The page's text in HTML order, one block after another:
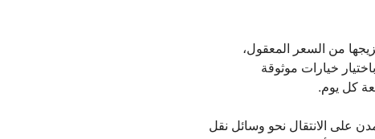
من السعر المعقول،
خيارات موثوقة
كل يوم.
على الانتقال نحو وسائل نقل